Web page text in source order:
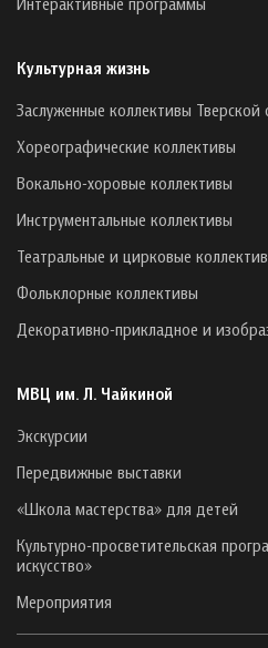
Культурная жизнь
Заслуженные коллективы Тверской
Хореографические коллективы
Вокально-хоровые коллективы
Инструментальные коллективы
Театральные и цирковые
Фольклорные коллективы
Декоративно-прикладное и
МВЦ им. Л. Чайкиной
Экскурсии
Передвижные выставки
«Школа мастерства» для детей
Культурно-просветительская
искусство»
Мероприятия